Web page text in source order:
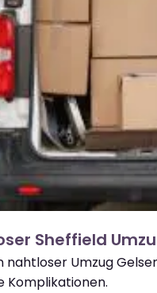
Sheffield
nahtloser Umzug
Komplikationen.